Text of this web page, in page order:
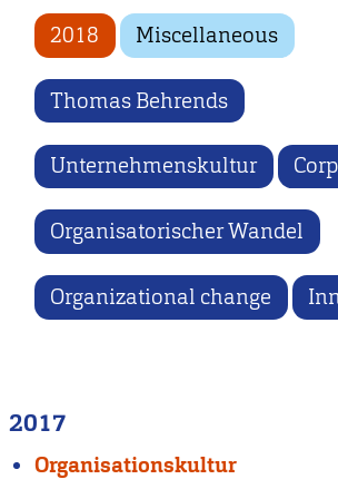
2018 Miscellaneous
Thomas Behrends
Unternehmenskultur
Organisatorischer Wandel
Organizational change
2017
Organisationskultur